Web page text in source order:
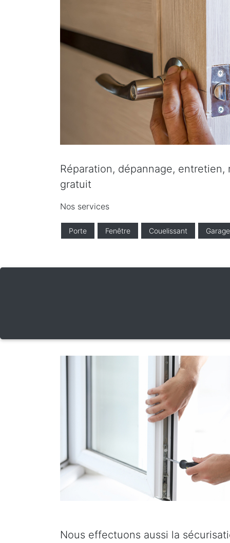
Réparation, dépannage,
gratuit
Nos services
Porte Fenêtre Couelissant Garage
Nous effectuons aussi la